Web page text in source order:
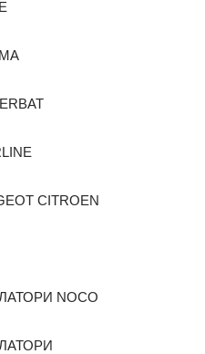
CITROEN
NOCO